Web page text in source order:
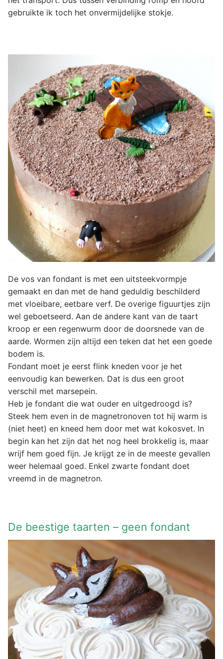
gebruikte ik toch het onvermijdelijke stokje.
De vos van fondant is met een uitsteekvormpje
gemaakt en dan met de hand geduldig beschilderd
met vloeibare, eetbare verf. De overige figuurtjes zijn
wel geboetseerd. Aan de andere kant van de taart
kroop er een regenwurm door de doorsnede van de
aarde. Wormen zijn altijd een teken dat het een goede
bodem is.
Fondant moet je eerst flink kneden voor je het
eenvoudig kan bewerken. Dat is dus een groot
verschil met marsepein.
Heb je fondant die wat ouder en uitgedroogd is?
Steek hem even in de magnetronoven tot hij warm is
(niet heet) en kneed hem door met wat kokosvet. In
begin kan het zijn dat het nog heel brokkelig is, maar
wrijf hem goed fijn. Je krijgt ze in de meeste gevallen
weer helemaal goed. Enkel zwarte fondant doet
vreemd in de magnetron.
De beestige taarten – geen fondant